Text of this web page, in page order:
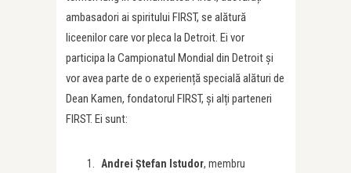
ambasadori ai spiritului FIRST, se alătură
liceenilor care vor pleca la Detroit. Ei vor
participa la Campionatul Mondial din Detroit și
vor avea parte de o experiență specială alături de
Dean Kamen, fondatorul FIRST, și alți parteneri
FIRST. Ei sunt:
Andrei Ștefan Istudor, membru